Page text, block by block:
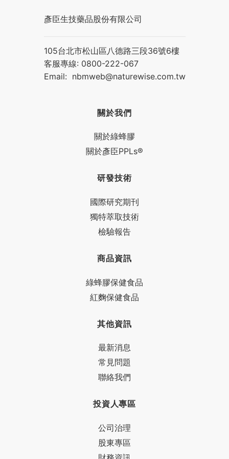
彥臣生技藥品股份有限公司
105台北市松山區八德路三段36號6樓
客服專線: 0800-222-067
Email: nbmweb@naturewise.com.tw
關於我們
關於綠蜂膠
關於彥臣PPLs®
研發技術
國際研究期刊
獨特萃取技術
檢驗報告
商品資訊
綠蜂膠保健食品
紅麴保健食品
其他資訊
最新消息
常見問題
聯絡我們
投資人專區
公司治理
股東專區